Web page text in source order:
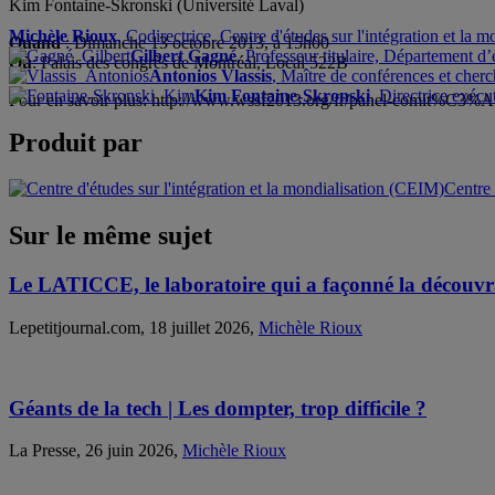
Kim Fontaine-Skronski (Université Laval)
Quand: Dimanche 13 octobre 2013, à 15h00
Où: Palais des congrès de Montréal, Local 522B
Pour en savoir plus: http://www.wssf2013.org/fr/panel-
Michèle Rioux, Codirectrice, Centre d'études sur l'intégration et la
Gilbert Gagné, Professeur titulaire, Département
Antonios Vlassis, Maître de conférences et
Kim Fontaine-Skronski, Directrice
Produit par
Sur le même sujet
Le LATICCE, le laboratoire qui a façonné la
Lepetitjournal.com, 18 juillet 2026, Michèle Rioux
Géants de la tech | Les dompter, trop difficile ?
La Presse, 26 juin 2026, Michèle Rioux